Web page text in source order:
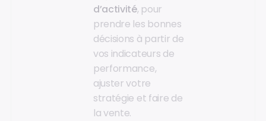
d’activité, pour
prendre les bonnes
décisions à partir de
vos indicateurs de
performance,
ajuster votre
stratégie et faire de
la vente.